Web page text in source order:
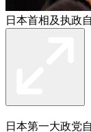
日本首相及执政
日本第一大政党